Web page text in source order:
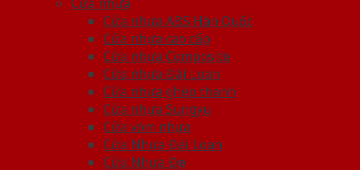
Cửa nhựa
Cửa nhựa ABS Hàn Quốc
Cửa nhựa cao cấp
Cửa nhựa Composite
Cửa nhựa Đài Loan
Cửa nhựa ghép thanh
Cửa nhựa Sungyu
Cửa vòm nhựa
Cửa Nhựa Đài Loan
Cửa Nhựa Đẹp